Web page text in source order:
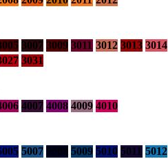
3007 3009 3011 3012 3013 3014
3031
4007 4008 4009 4010
5007 5008 5009 5010 5011 5012